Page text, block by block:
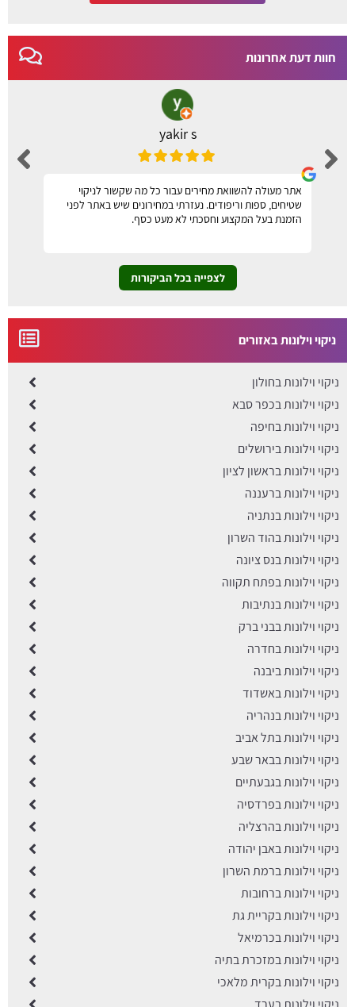
חוות דעת אחרונות
yakir s
אתר מעולה להשוואת מחירים עבור כל מה שקשור לניקוי
שטיחים, ספות וריפודים. נעזרתי במחירונים שיש באתר לפני
הזמנת בעל המקצוע וחסכתי לא מעט כסף.
לצפייה בכל הביקורות
ניקוי וילונות באזורים
ניקוי וילונות בחולון
ניקוי וילונות בכפר סבא
ניקוי וילונות בחיפה
ניקוי וילונות בירושלים
ניקוי וילונות בראשון לציון
ניקוי וילונות ברעננה
ניקוי וילונות בנתניה
ניקוי וילונות בהוד השרון
ניקוי וילונות בנס ציונה
ניקוי וילונות בפתח תקווה
ניקוי וילונות בנתיבות
ניקוי וילונות בבני ברק
ניקוי וילונות בחדרה
ניקוי וילונות ביבנה
ניקוי וילונות באשדוד
ניקוי וילונות בנהריה
ניקוי וילונות בתל אביב
ניקוי וילונות בבאר שבע
ֱניקוי וילונות בגבעתיים
ניקוי וילונות בפרדסיה
ניקוי וילונות בהרצליה
ניקוי וילונות באבן יהודה
ניקוי וילונות ברמת השרון
ניקוי וילונות ברחובות
ניקוי וילונות בקריית גת
ניקוי וילונות בכרמיאל
ניקוי וילונות במזכרת בתיה
ניקוי וילונות בקרית מלאכי